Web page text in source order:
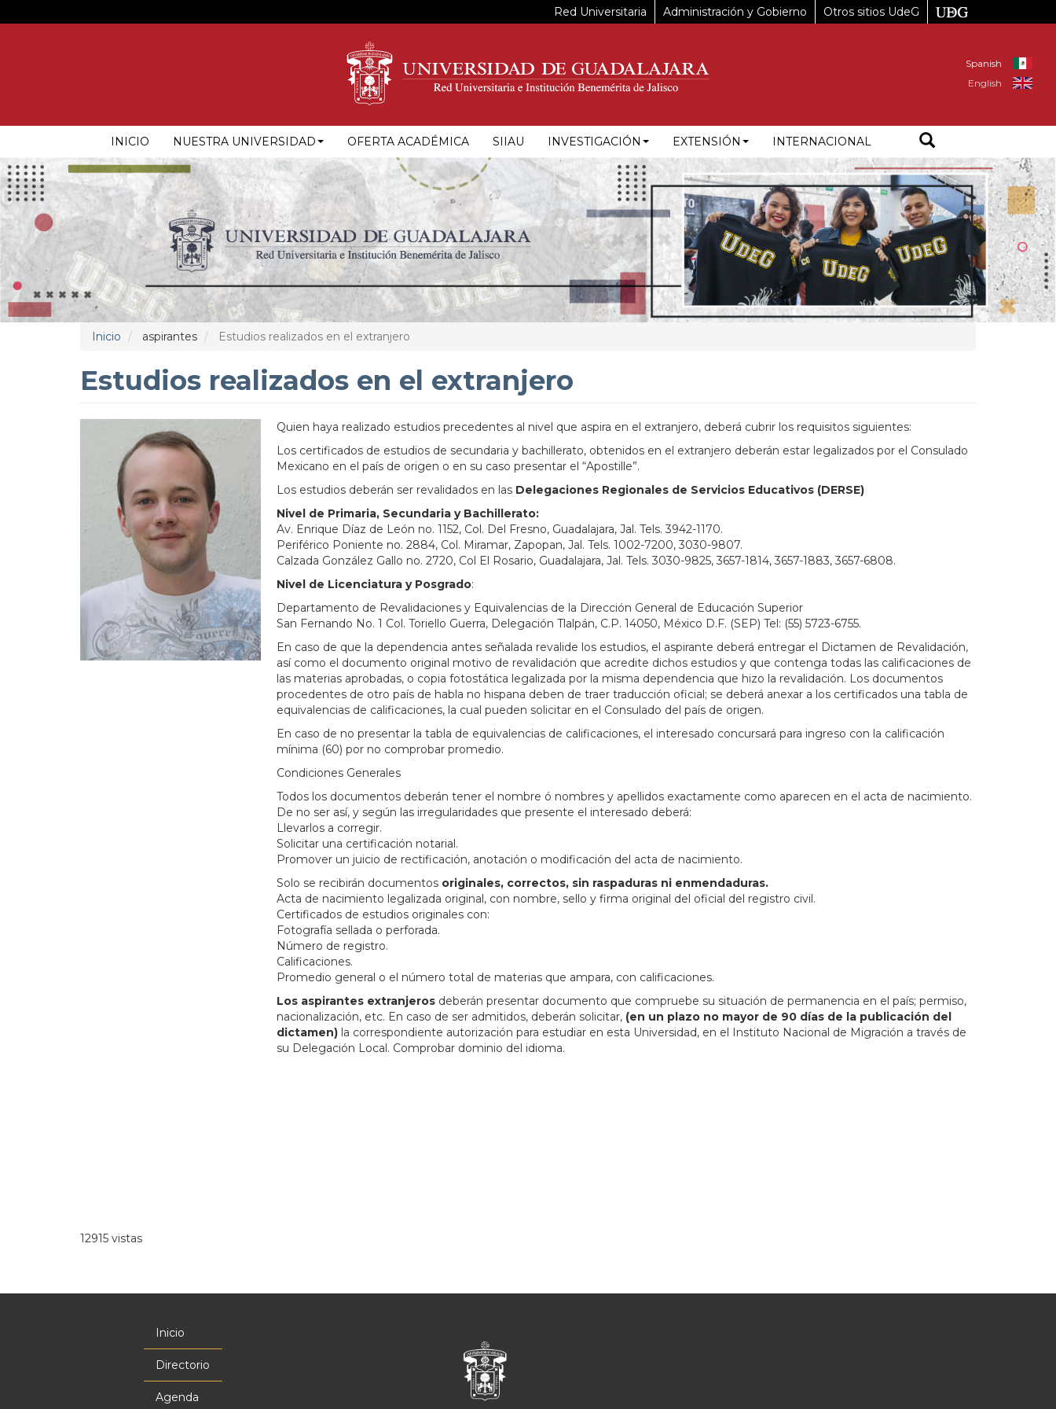
al
Red Universitaria Administración y Gobierno Otros sitios UdeG
Spanish
English
NAVEGACIÓN
PRINCIPAL
INICIO NUESTRA UNIVERSIDAD OFERTA ACADÉMICA SIIAU INVESTIGACIÓN EXTENSIÓN INTERNACIONAL
Inicio aspirantes Estudios realizados en el extranjero
Estudios realizados en el extranjero
Quien haya realizado estudios precedentes al nivel que aspira en el extranjero, deberá cubrir los requisitos siguientes:
Los certificados de estudios de secundaria y bachillerato, obtenidos en el extranjero deberán estar legalizados por el Consulado
Mexicano en el país de origen o en su caso presentar el “Apostille”.
Los estudios deberán ser revalidados en las Delegaciones Regionales de Servicios Educativos (DERSE)
Nivel de Primaria, Secundaria y Bachillerato:
Av. Enrique Díaz de León no. 1152, Col. Del Fresno, Guadalajara, Jal. Tels. 3942-1170.
Periférico Poniente no. 2884, Col. Miramar, Zapopan, Jal. Tels. 1002-7200, 3030-9807.
Calzada González Gallo no. 2720, Col El Rosario, Guadalajara, Jal. Tels. 3030-9825, 3657-1814, 3657-1883, 3657-6808.
Nivel de Licenciatura y Posgrado:
Departamento de Revalidaciones y Equivalencias de la Dirección General de Educación Superior
San Fernando No. 1 Col. Toriello Guerra, Delegación Tlalpán, C.P. 14050, México D.F. (SEP) Tel: (55) 5723-6755.
En caso de que la dependencia antes señalada revalide los estudios, el aspirante deberá entregar el Dictamen de Revalidación,
así como el documento original motivo de revalidación que acredite dichos estudios y que contenga todas las calificaciones de
las materias aprobadas, o copia fotostática legalizada por la misma dependencia que hizo la revalidación. Los documentos
procedentes de otro país de habla no hispana deben de traer traducción oficial; se deberá anexar a los certificados una tabla de
equivalencias de calificaciones, la cual pueden solicitar en el Consulado del país de origen.
En caso de no presentar la tabla de equivalencias de calificaciones, el interesado concursará para ingreso con la calificación
mínima (60) por no comprobar promedio.
Condiciones Generales
Todos los documentos deberán tener el nombre ó nombres y apellidos exactamente como aparecen en el acta de nacimiento.
De no ser así, y según las irregularidades que presente el interesado deberá:
Llevarlos a corregir.
Solicitar una certificación notarial.
Promover un juicio de rectificación, anotación o modificación del acta de nacimiento.
Solo se recibirán documentos originales, correctos, sin raspaduras ni enmendaduras.
Acta de nacimiento legalizada original, con nombre, sello y firma original del oficial del registro civil.
Certificados de estudios originales con:
Fotografía sellada o perforada.
Número de registro.
Calificaciones.
Promedio general o el número total de materias que ampara, con calificaciones.
Los aspirantes extranjeros deberán presentar documento que compruebe su situación de permanencia en el país; permiso,
nacionalización, etc. En caso de ser admitidos, deberán solicitar, (en un plazo no mayor de 90 días de la publicación del
dictamen) la correspondiente autorización para estudiar en esta Universidad, en el Instituto Nacional de Migración a través de
su Delegación Local. Comprobar dominio del idioma.
12915 vistas
principal
Inicio
Directorio
Agenda